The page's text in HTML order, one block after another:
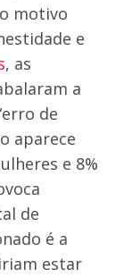
motivo
e
, as
a
de
aparece
e 8%
de
é a
estar